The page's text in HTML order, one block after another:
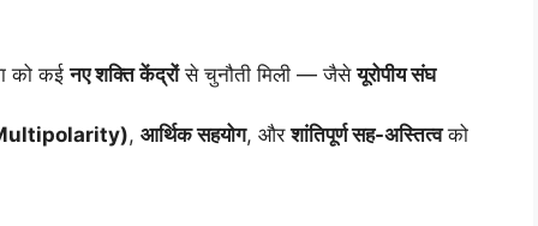
को कईनए शक्ति केंद्रोंसे चुनौती मिली — जैसेयूरोपीय संघ
, आर्थिक सहयोग, औरशांतिपूर्ण सह-अस्तित्वको